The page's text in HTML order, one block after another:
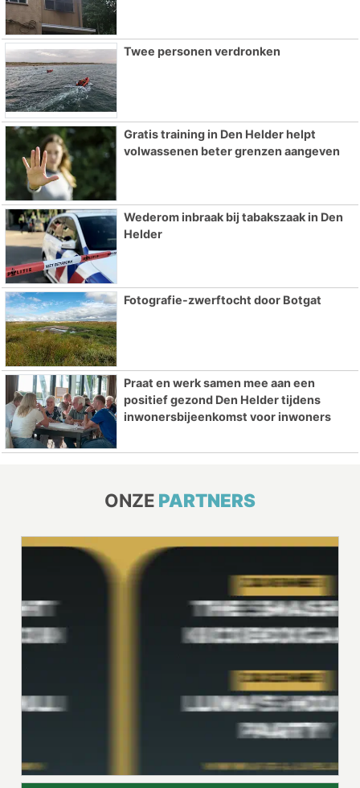
Twee personen verdronken
Gratis training in Den Helder helpt
volwassenen beter grenzen aangeven
Wederom inbraak bij tabakszaak in Den
Helder
Fotografie-zwerftocht door Botgat
Praat en werk samen mee aan een
positief gezond Den Helder tijdens
inwonersbijeenkomst voor inwoners
ONZE PARTNERS